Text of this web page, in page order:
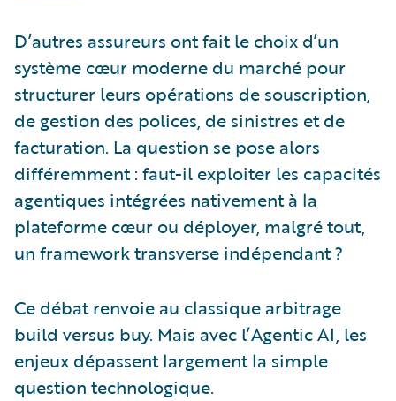
D’autres assureurs ont fait le choix d’un
système cœur moderne du marché pour
structurer leurs opérations de souscription,
de gestion des polices, de sinistres et de
facturation. La question se pose alors
différemment : faut-il exploiter les capacités
agentiques intégrées nativement à la
plateforme cœur ou déployer, malgré tout,
un framework transverse indépendant ?
Ce débat renvoie au classique arbitrage
build versus buy. Mais avec l’Agentic AI, les
enjeux dépassent largement la simple
question technologique.